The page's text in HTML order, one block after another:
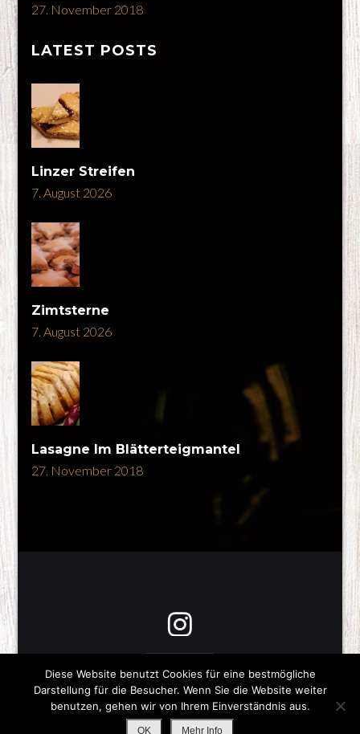
27. November 2018
LATEST POSTS
Linzer Streifen
7. August 2026
Zimtsterne
7. August 2026
Lasagne Im Blätterteigmantel
27. November 2018
Copyright © 2026Was gibts zum Essen?-Impressum-
All Rights Reserved
Stay Tasty |Impressum / Datenschutz
Diese Website benutzt Cookies für eine bestmögliche
Darstellung für die Besucher. Wenn Sie die Website weiter
benutzen, gehen wir von Ihrem Einverständnis aus.
OK Mehr Info